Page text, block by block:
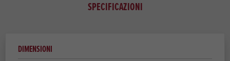
SPECIFICAZIONI
DIMENSIONI